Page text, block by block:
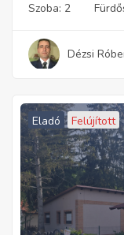
Szoba: 2
Dézsi
Eladó Felújított